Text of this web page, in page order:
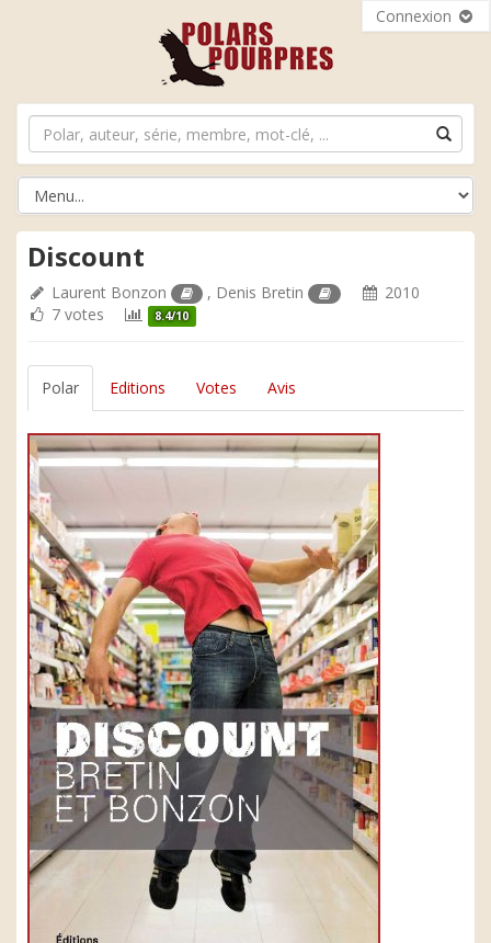
Connexion
Discount
Laurent Bonzon , Denis Bretin
2010
7 votes
8.4/10
Polar Editions Votes Avis